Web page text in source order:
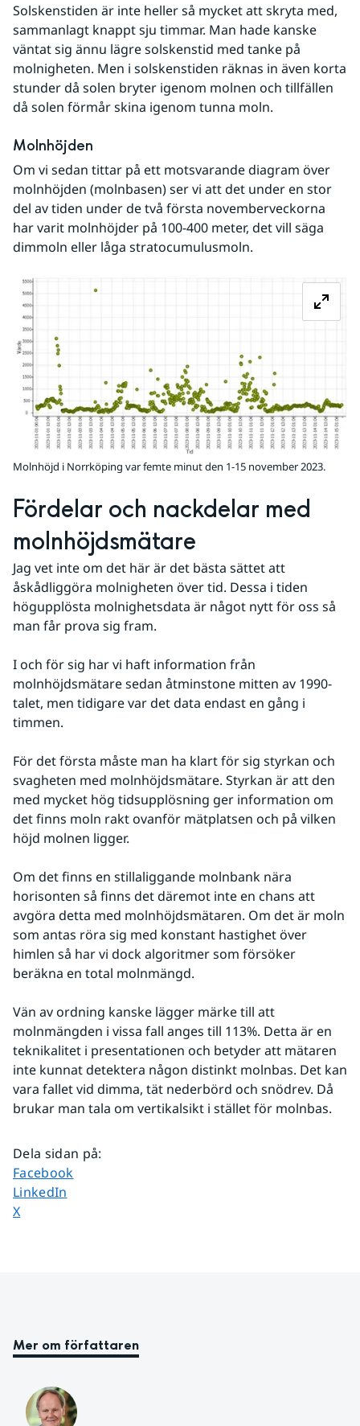
Solskenstiden är inte heller så mycket att skryta med,
sammanlagt knappt sju timmar. Man hade kanske
väntat sig ännu lägre solskenstid med tanke på
molnigheten. Men i solskenstiden räknas in även korta
stunder då solen bryter igenom molnen och tillfällen
då solen förmår skina igenom tunna moln.
Molnhöjden
Om vi sedan tittar på ett motsvarande diagram över
molnhöjden (molnbasen) ser vi att det under en stor
del av tiden under de två första novemberveckorna
har varit molnhöjder på 100-400 meter, det vill säga
dimmoln eller låga stratocumulusmoln.
Molnhöjd i Norrköping var femte minut den 1-15 november 2023.
Fördelar och nackdelar med
molnhöjdsmätare
Jag vet inte om det här är det bästa sättet att
åskådliggöra molnigheten över tid. Dessa i tiden
högupplösta molnighetsdata är något nytt för oss så
man får prova sig fram.
I och för sig har vi haft information från
molnhöjdsmätare sedan åtminstone mitten av 1990-
talet, men tidigare var det data endast en gång i
timmen.
För det första måste man ha klart för sig styrkan och
svagheten med molnhöjdsmätare. Styrkan är att den
med mycket hög tidsupplösning ger information om
det finns moln rakt ovanför mätplatsen och på vilken
höjd molnen ligger.
Om det finns en stillaliggande molnbank nära
horisonten så finns det däremot inte en chans att
avgöra detta med molnhöjdsmätaren. Om det är moln
som antas röra sig med konstant hastighet över
himlen så har vi dock algoritmer som försöker
beräkna en total molnmängd.
Vän av ordning kanske lägger märke till att
molnmängden i vissa fall anges till 113%. Detta är en
teknikalitet i presentationen och betyder att mätaren
inte kunnat detektera någon distinkt molnbas. Det kan
vara fallet vid dimma, tät nederbörd och snödrev. Då
brukar man tala om vertikalsikt i stället för molnbas.
Dela sidan på:
Dela sidan på
Facebook
Dela sidan på
LinkedIn
Dela sidan på
X
Mer om författaren